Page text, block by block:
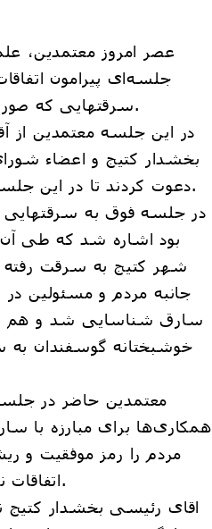
عصر امروز معتمدین،
جلسه‌ای پیرامون
سرقتهایی که صورت گرفته تشکیل دادند.
در این جلسه معتمدین از
بخشدار کتیج و اعضاء
دعوت کردند تا در این جلسه حضور داشته باشند.
در جلسه فوق به سرقتهایی
بود اشاره شد که طی
شهر کتیج به سرقت رفته
جانبه مردم و مسئولین
سارق شناسایی شد و هم
خوشبختانه گوسفندان به
معتمدین حاضر در جلسه
همکاری‌ها برای مبارزه با
مردم را رمز موفقیت و
اتفاقات ناخوشایند اعلام کردند.
اقای رئیسی بخشدار کتیج